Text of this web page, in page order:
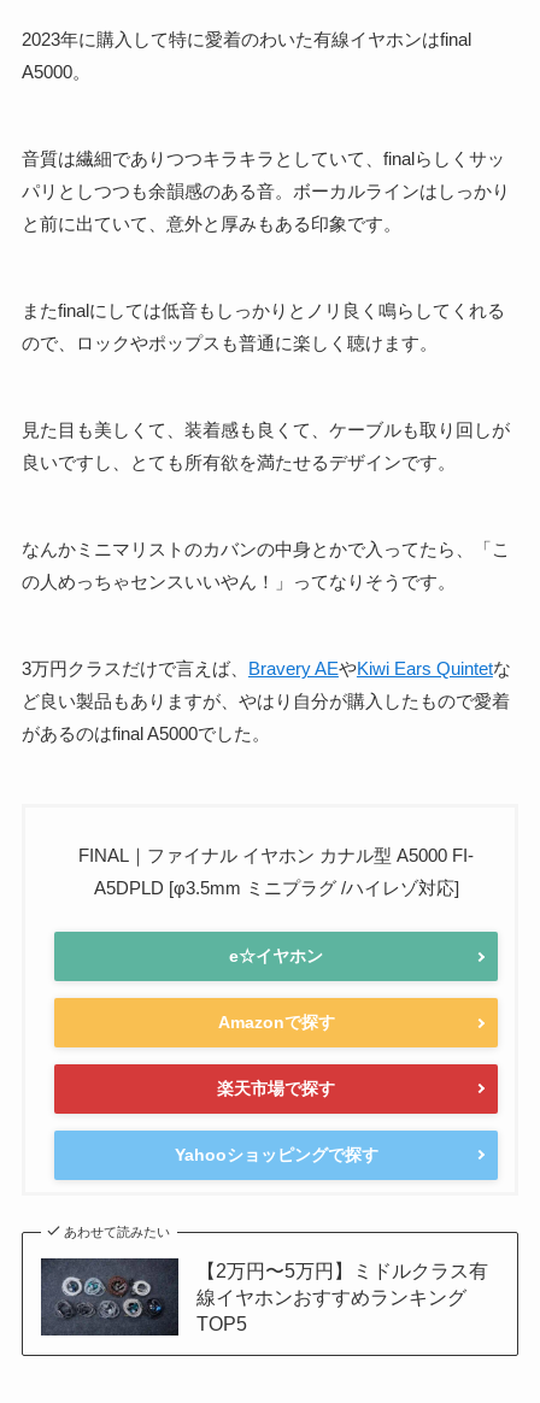
2023年に購入して特に愛着のわいた有線イヤホンはfinal
A5000。
音質は繊細でありつつキラキラとしていて、finalらしくサッ
パリとしつつも余韻感のある音。ボーカルラインはしっかり
と前に出ていて、意外と厚みもある印象です。
またfinalにしては低音もしっかりとノリ良く鳴らしてくれる
ので、ロックやポップスも普通に楽しく聴けます。
見た目も美しくて、装着感も良くて、ケーブルも取り回しが
良いですし、とても所有欲を満たせるデザインです。
なんかミニマリストのカバンの中身とかで入ってたら、「こ
の人めっちゃセンスいいやん！」ってなりそうです。
3万円クラスだけで言えば、 Bravery AEやKiwi Ears Quintetな
ど良い製品もありますが、やはり自分が購入したもので愛着
があるのはfinal A5000でした。
FINAL｜ファイナル イヤホン カナル型 A5000 FI-
A5DPLD [φ3.5mm ミニプラグ /ハイレゾ対応]
e☆イヤホン
Amazonで探す
楽天市場で探す
Yahooショッピングで探す
あわせて読みたい
【2万円〜5万円】ミドルクラス有
線イヤホンおすすめランキング
TOP5